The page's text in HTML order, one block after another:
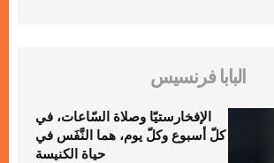
البابا فرنسيس
الإفخارستيّا وصلاة السّاعات، في
كلّ أسبوع وكلّ يوم، هما النَّفَس في
حياة الكنيسة